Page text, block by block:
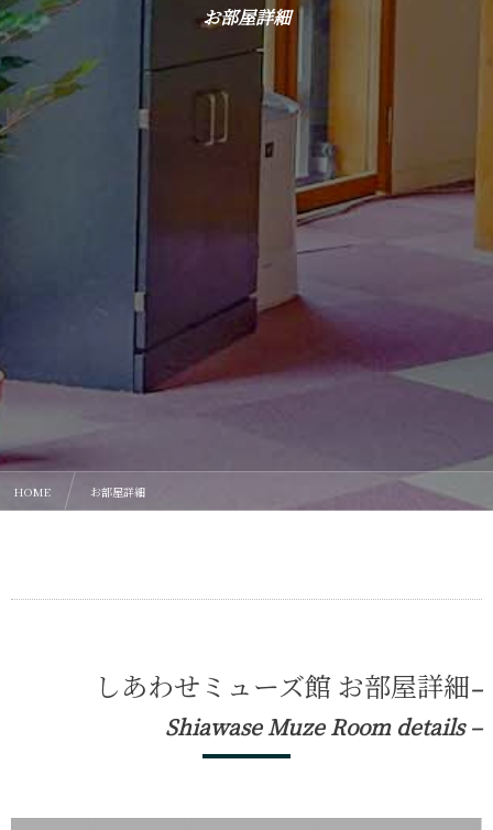
お部屋詳細
HOME お部屋詳細
しあわせミューズ館 お部屋詳細–
Shiawase Muze Room details –